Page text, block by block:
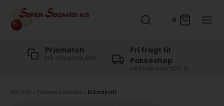
0
Prismatch
på alle produkter
Fri fragt til
Pakkeshop
ved køb over 500 kr
BILLARD Tilbehør billardkø Billardkridt